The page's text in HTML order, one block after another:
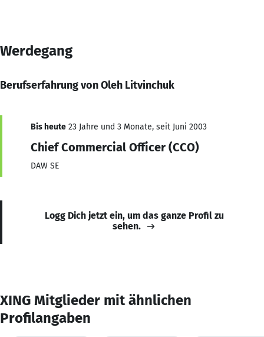
Werdegang
Berufserfahrung von Oleh Litvinchuk
Bis heute 23 Jahre und 3 Monate, seit Juni 2003
Chief Commercial Officer (CCO)
DAW SE
Logg Dich jetzt ein, um das ganze Profil zu
sehen.
XING Mitglieder mit ähnlichen
Profilangaben